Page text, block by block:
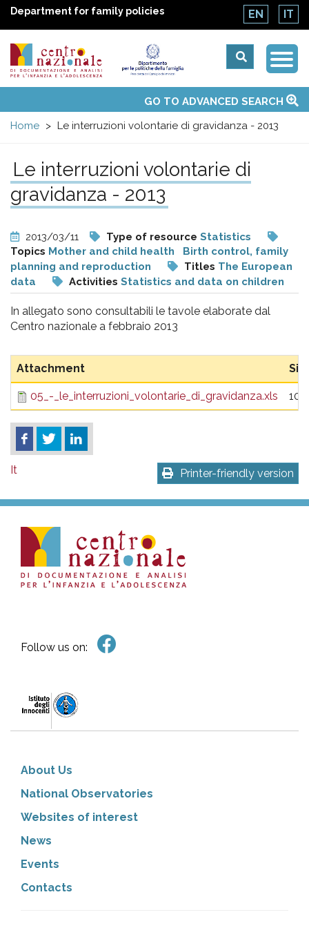
Department for family policies EN IT
Centro
nazionale
di
Documentazione
e
analisi
pr
l'infanzia
e
l'adolescenza
menuTopics
Activities
UN Convention
National ObservatoriesGO TO ADVANCED SEARCH
Home
Le interruzioni volontarie di gravidanza - 2013
Le interruzioni volontarie di
gravidanza - 2013
2013/03/11 Type of resource Statistics
Topics Mother and child health
Birth control, family
planning and reproduction
Titles The European
data
Activities Statistics and data on children
In allegato sono consultabili le tavole elaborate dal
Centro nazionale a febbraio 2013
Attachment
05_-_le_interruzioni_volontarie_di_gravidanza.xls
Printer-friendly version
It
Follow us on:
About Us
National Observatories
Websites of interest
News
Events
Contacts